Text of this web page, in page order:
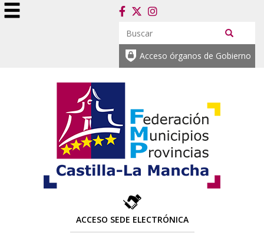
Acceso órganos de Gobierno
ACCESO SEDE ELECTRÓNICA